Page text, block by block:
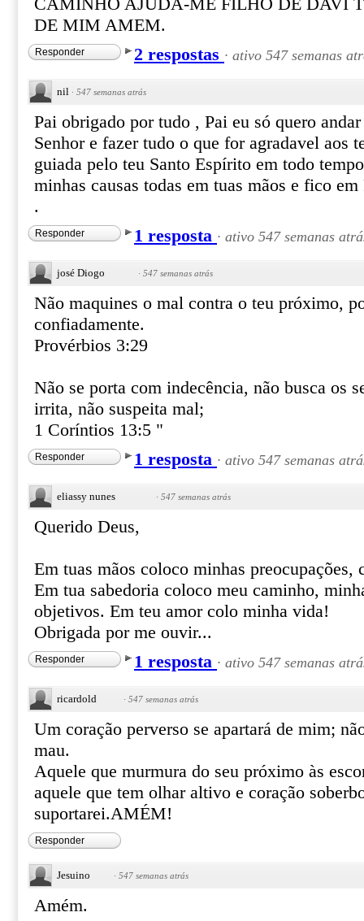
CAMINHO AJUDA-ME FILHO DE DAVI
DE MIM AMEM.
Responder 2 respostas · ativo 547 semanas
nil · 547 semanas atrás
Pai obrigado por tudo , Pai eu só quero
Senhor e fazer tudo o que for agradavel aos
guiada pelo teu Santo Espírito em todo
minhas causas todas em tuas mãos e fico
.
Responder 1 resposta · ativo 547 semanas
josé Diogo · 547 semanas atrás
Não maquines o mal contra o teu próximo,
confiadamente.
Provérbios 3:29
Não se porta com indecência, não busca os
irrita, não suspeita mal;
1 Coríntios 13:5 "
Responder 1 resposta · ativo 547 semanas
eliassy nunes · 547 semanas atrás
Querido Deus,
Em tuas mãos coloco minhas preocupações,
Em tua sabedoria coloco meu caminho,
objetivos. Em teu amor colo minha vida!
Obrigada por me ouvir...
Responder 1 resposta · ativo 547 semanas
ricardold · 547 semanas atrás
Um coração perverso se apartará de mim;
mau.
Aquele que murmura do seu próximo às
aquele que tem olhar altivo e coração
suportarei.AMÉM!
Responder
Jesuino · 547 semanas atrás
Amém.